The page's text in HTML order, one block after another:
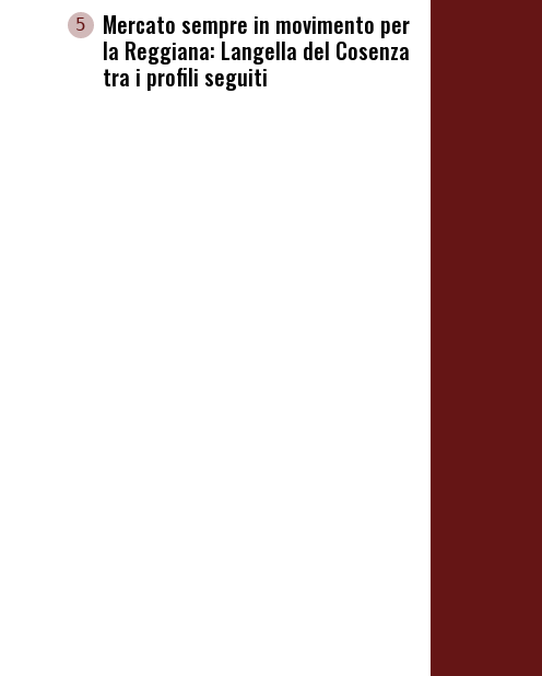
5
Mercato sempre in movimento per
la Reggiana: Langella del Cosenza
tra i profili seguiti